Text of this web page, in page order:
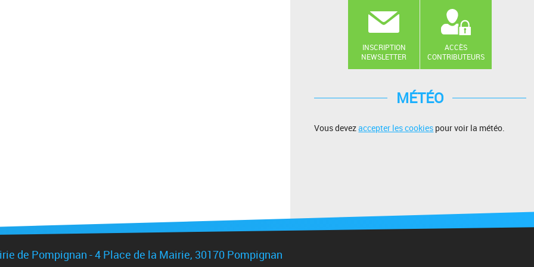
INSCRIPTION
NEWSLETTER
ACCÈS
CONTRIBUTEURS
MÉTÉO
Vous devezaccepter les cookies pour voir la météo.
de Pompignan - 4 Place de la Mairie, 30170 Pompignan